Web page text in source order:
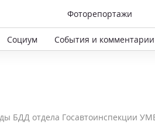
Фоторепортажи
Социум События и комментарии
БДД отдела Госавтоинспекции